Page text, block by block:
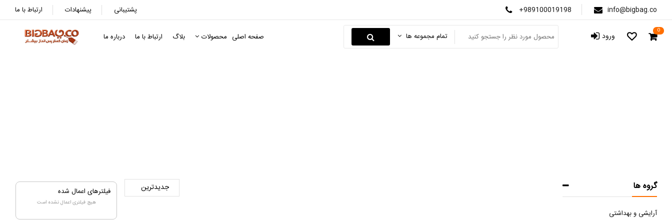
ارتباط با ما پیشنهادات پشتیبانی +989100019198 info@bigbag.co
صفحه اصلی محصولات بلاگ ارتباط با ما درباره ما تمام مجموعه ها ورود 0
فیلترهای اعمال شده
هیچ فیلتری اعمال نشده است
گروه ها
آرایشی و بهداشتی